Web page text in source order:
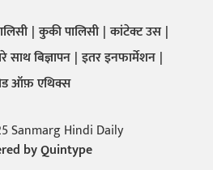
कुकी पालिसी कांटेक्ट उस
साथ बिज्ञापन इतर इनफार्मेशन
ऑफ़ एथिक्स
Sanmarg Hindi Daily
byQuintype